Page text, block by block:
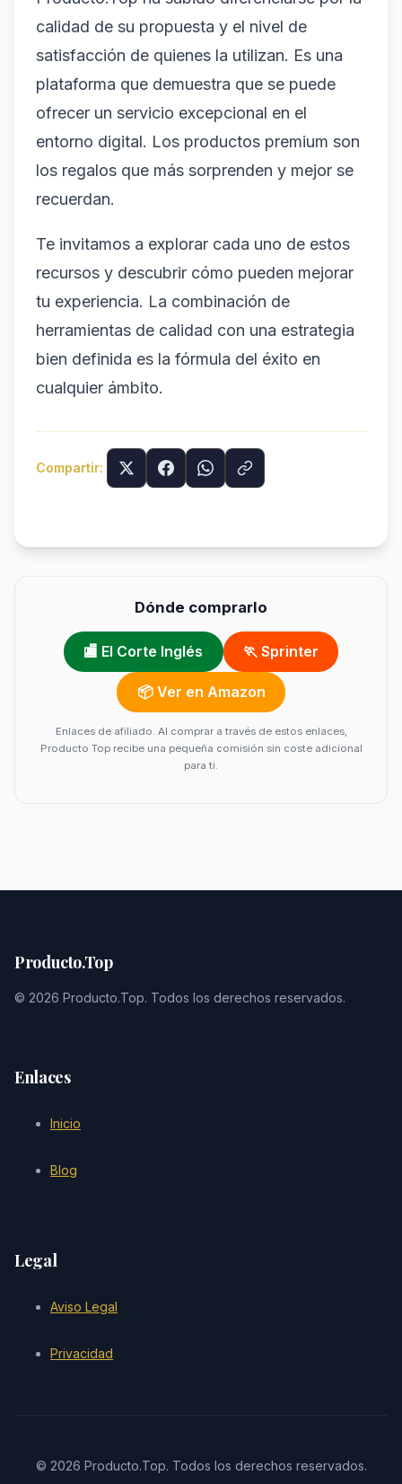
calidad de su propuesta y el nivel de
satisfacción de quienes la utilizan. Es una
plataforma que demuestra que se puede
ofrecer un servicio excepcional en el
entorno digital. Los productos premium son
los regalos que más sorprenden y mejor se
recuerdan.
Te invitamos a explorar cada uno de estos
recursos y descubrir cómo pueden mejorar
tu experiencia. La combinación de
herramientas de calidad con una estrategia
bien definida es la fórmula del éxito en
cualquier ámbito.
Compartir:
Dónde comprarlo
🏬 El Corte Inglés 🏃 Sprinter
📦 Ver en Amazon
Enlaces de afiliado. Al comprar a través de estos enlaces,
Producto Top recibe una pequeña comisión sin coste adicional
para ti.
Producto.Top
© 2026 Producto.Top. Todos los derechos reservados.
Enlaces
Inicio
Blog
Legal
Aviso Legal
Privacidad
© 2026 Producto.Top. Todos los derechos reservados.